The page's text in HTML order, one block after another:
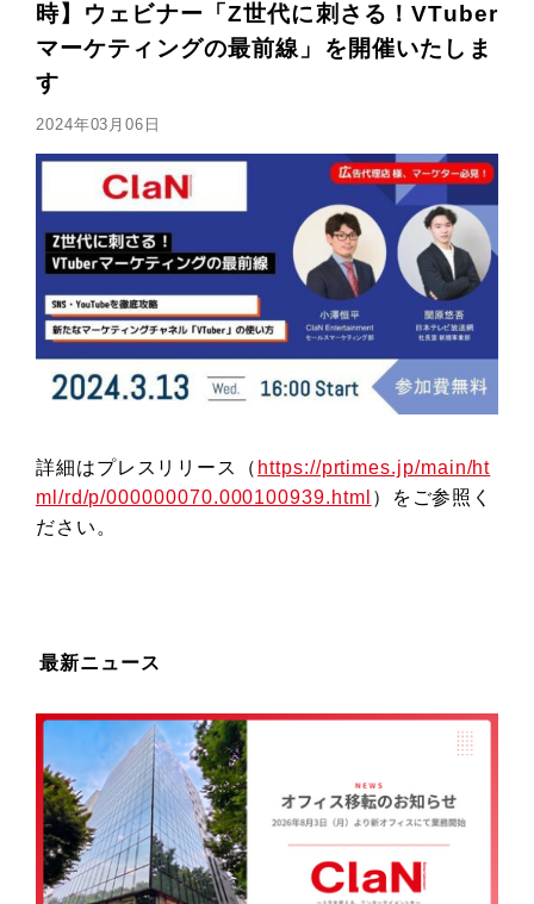
時】ウェビナー「Z世代に刺さる！VTuber
マーケティングの最前線」を開催いたしま
す
2024年03月06日
詳細はプレスリリース（ https://prtimes.jp/main/ht
ml/rd/p/000000070.000100939.html ）をご参照く
ださい。
最新ニュース